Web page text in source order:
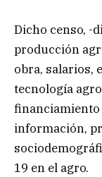
Dicho censo, -
producción
obra, salarios,
tecnología
financiamiento
información,
19 en el agro.